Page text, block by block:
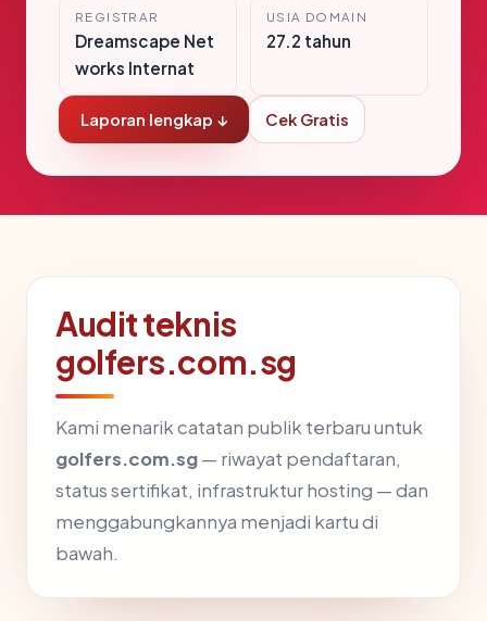
REGISTRAR
Dreamscape Net
works Internat
USIA DOMAIN
27.2 tahun
Laporan lengkap ↓ Cek Gratis
Audit teknis
golfers.com.sg
Kami menarik catatan publik terbaru untuk
golfers.com.sg— riwayat pendaftaran,
status sertifikat, infrastruktur hosting — dan
menggabungkannya menjadi kartu di
bawah.